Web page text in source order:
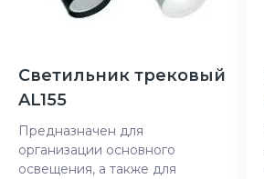
Светильник трековый
AL155
Предназначен для
организации основного
освещения, а также для